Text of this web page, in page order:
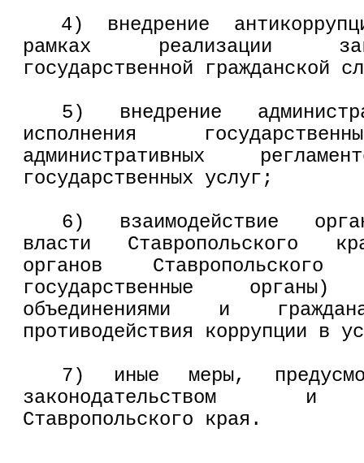
4) внедрение
рамках реализации
государственной гражданской
5) внедрение
исполнения
административных
государственных услуг;
6) взаимодействие
власти Ставропольского
органов
государственные
объединениями и
противодействия коррупции в
7) иные меры,
законодательством и
Ставропольского края.